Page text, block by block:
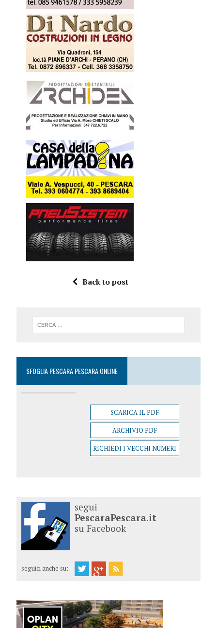
Back to post
SFOGLIA PESCARA PESCARA ONLINE
SCARICA IL PDF
ARCHIVIO PDF
RICHIEDI I VECCHI NUMERI
segui
PescaraPescara.it
su Facebook
seguici anche su: